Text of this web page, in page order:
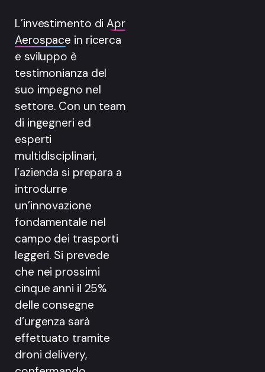
L’investimento diApr
Aerospace in ricerca
e sviluppo è
testimonianza del
suo impegno nel
settore. Con un team
di ingegneri ed
esperti
multidisciplinari,
l’azienda si prepara a
introdurre
un’innovazione
fondamentale nel
campo dei trasporti
leggeri. Si prevede
che nei prossimi
cinque anni il 25%
delle consegne
d’urgenza sarà
effettuato tramite
droni delivery,